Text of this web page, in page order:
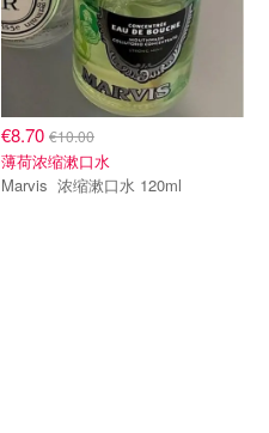
€8.70 €10.00
薄荷浓缩漱口水
Marvis 浓缩漱口水 120ml